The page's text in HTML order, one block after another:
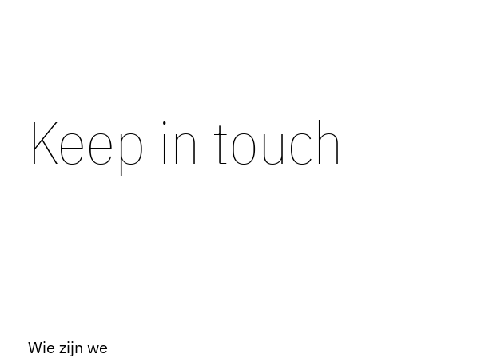
Keep in touch
Wie zijn we